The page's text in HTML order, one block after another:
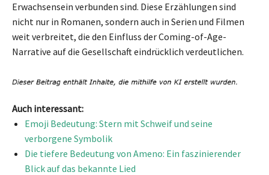
Erwachsensein verbunden sind. Diese Erzählungen sind
nicht nur in Romanen, sondern auch in Serien und Filmen
weit verbreitet, die den Einfluss der Coming-of-Age-
Narrative auf die Gesellschaft eindrücklich verdeutlichen.
Auch interessant:
Emoji Bedeutung: Stern mit Schweif und seine
verborgene Symbolik
Die tiefere Bedeutung von Ameno: Ein faszinierender
Blick auf das bekannte Lied